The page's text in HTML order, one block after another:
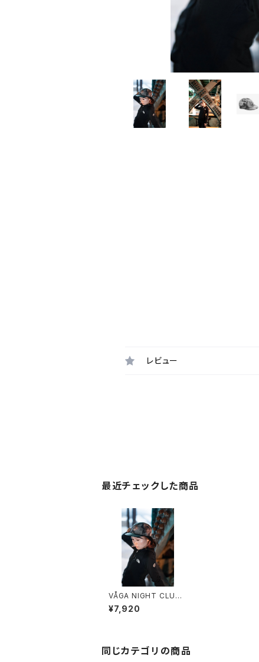
レビュー
最近チェックした商品
VÅGA NIGHT CLUB
CAP (BLACK / GREY)
¥7,920
同じカテゴリの商品